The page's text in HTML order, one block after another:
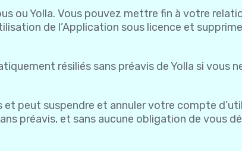
ou Yolla. Vous pouvez mettre fin à votre
de l’Application sous licence et
résiliés sans préavis de Yolla si vous
peut suspendre et annuler votre compte
préavis, et sans aucune obligation de vous